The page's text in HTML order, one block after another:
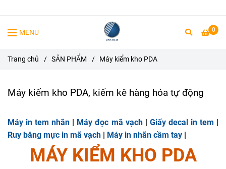
0
MENU
Trang chủ / SẢN PHẨM / Máy kiểm kho PDA
Máy kiểm kho PDA, kiểm kê hàng hóa tự động
Máy in tem nhãn | Máy đọc mã vạch| Giấy decal in tem |
Ruy băng mực in mã vạch | Máy in nhãn cầm tay |
MÁY KIỂM KHO PDA